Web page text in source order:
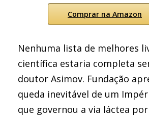
Comprar na Amazon
Nenhuma lista de melhores
científica estaria completa
doutor Asimov. Fundação
queda inevitável de um
que governou a via láctea